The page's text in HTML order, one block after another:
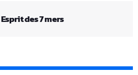
des 7 mers